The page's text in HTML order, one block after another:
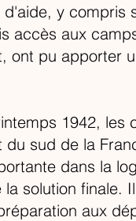
y compris
accès aux
ont pu apporter
1942, les
du sud de la
dans la
la solution finale.
aux